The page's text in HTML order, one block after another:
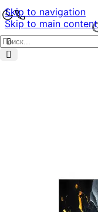
Skip to navigation
Skip to main content